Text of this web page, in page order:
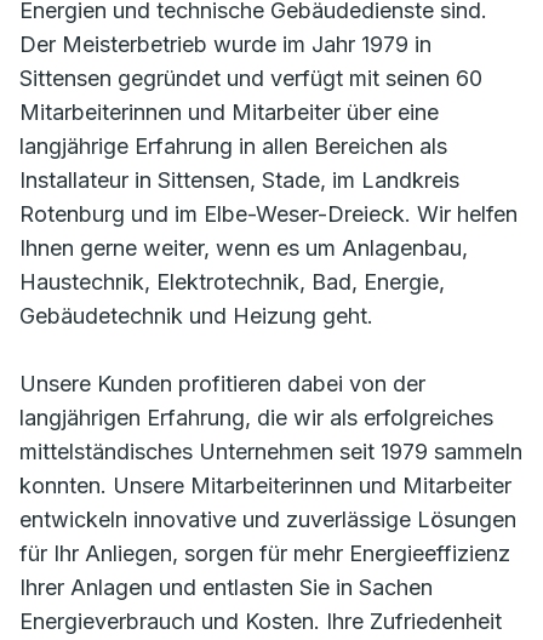
Energien und technische Gebäudedienste sind.
Der Meisterbetrieb wurde im Jahr 1979 in
Sittensen gegründet und verfügt mit seinen 60
Mitarbeiterinnen und Mitarbeiter über eine
langjährige Erfahrung in allen Bereichen als
Installateur in Sittensen, Stade, im Landkreis
Rotenburg und im Elbe-Weser-Dreieck. Wir helfen
Ihnen gerne weiter, wenn es um Anlagenbau,
Haustechnik, Elektrotechnik, Bad, Energie,
Gebäudetechnik und Heizung geht.
Unsere Kunden profitieren dabei von der
langjährigen Erfahrung, die wir als erfolgreiches
mittelständisches Unternehmen seit 1979 sammeln
konnten. Unsere Mitarbeiterinnen und Mitarbeiter
entwickeln innovative und zuverlässige Lösungen
für Ihr Anliegen, sorgen für mehr Energieeffizienz
Ihrer Anlagen und entlasten Sie in Sachen
Energieverbrauch und Kosten. Ihre Zufriedenheit